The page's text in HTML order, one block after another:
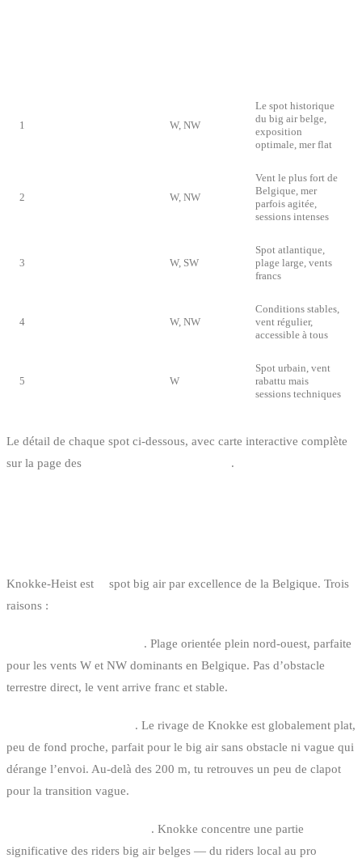
1 W, NW
Le spot historique
du big air belge,
exposition
optimale, mer flat
2 W, NW
Vent le plus fort de
Belgique, mer
parfois agitée,
sessions intenses
3 W, SW
Spot atlantique,
plage large, vents
francs
4 W, NW
Conditions stables,
vent régulier,
accessible à tous
5 W
Spot urbain, vent
rabattu mais
sessions techniques
Le détail de chaque spot ci-dessous, avec carte interactive complète
sur la page des
.
Knokke-Heist est
spot big air par excellence de la Belgique. Trois
raisons :
. Plage orientée plein nord-ouest, parfaite
pour les vents W et NW dominants en Belgique. Pas d’obstacle
terrestre direct, le vent arrive franc et stable.
. Le rivage de Knokke est globalement plat,
peu de fond proche, parfait pour le big air sans obstacle ni vague qui
dérange l’envoi. Au-delà des 200 m, tu retrouves un peu de clapot
pour la transition vague.
. Knokke concentre une partie
significative des riders big air belges — du riders local au pro